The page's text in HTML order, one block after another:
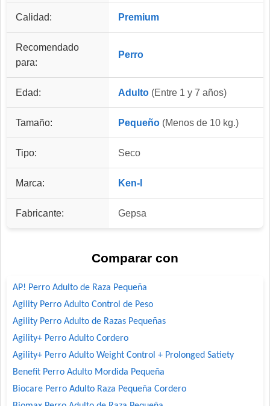
Calidad: Premium
Recomendado
para:
Perro
Edad: Adulto (Entre 1 y 7 años)
Tamaño: Pequeño (Menos de 10 kg.)
Tipo: Seco
Marca: Ken-l
Fabricante: Gepsa
Comparar con
AP! Perro Adulto de Raza Pequeña
Agility Perro Adulto Control de Peso
Agility Perro Adulto de Razas Pequeñas
Agility+ Perro Adulto Cordero
Agility+ Perro Adulto Weight Control + Prolonged Satiety
Benefit Perro Adulto Mordida Pequeña
Biocare Perro Adulto Raza Pequeña Cordero